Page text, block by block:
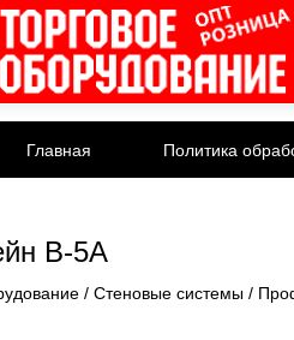
Главная Политика
B-5A
/ Стеновые системы /